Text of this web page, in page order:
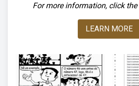
For more information, click
LEARN MORE